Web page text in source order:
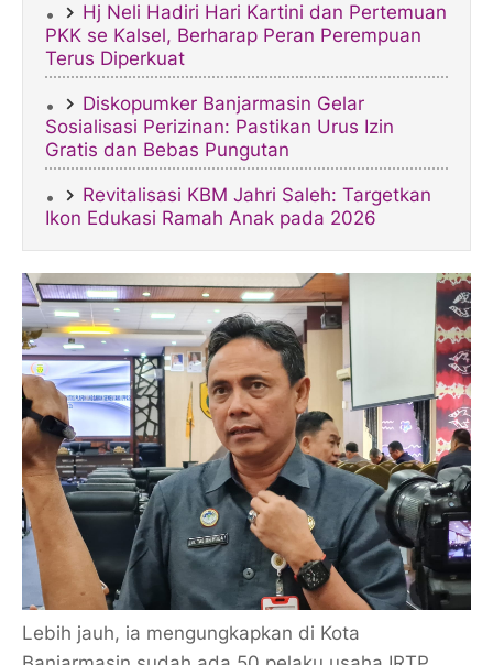
Hj Neli Hadiri Hari Kartini dan Pertemuan
PKK se Kalsel, Berharap Peran Perempuan
Terus Diperkuat
​Diskopumker Banjarmasin Gelar
Sosialisasi Perizinan: Pastikan Urus Izin
Gratis dan Bebas Pungutan
​Revitalisasi KBM Jahri Saleh: Targetkan
Ikon Edukasi Ramah Anak pada 2026
Lebih jauh, ia mengungkapkan di Kota